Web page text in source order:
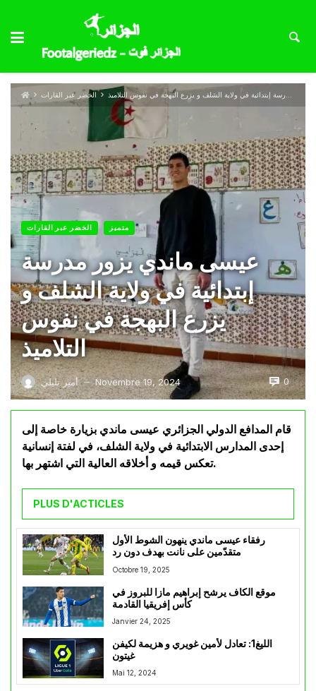
الخضر عبر القارات عيسى ماندي يزور مدرسة إبتدائية في ولاية الشلف و يزرع البهجة في نفوس التلاميذ
الخضر عبر القارات متميز
عيسى ماندي يزور مدرسة
إبتدائية في ولاية الشلف و
يزرع البهجة في نفوس
التلاميذ
أمير تليلي — Novembre 19, 2024 0
قام المدافع الدولي الجزائري عيسى ماندي بزيارة خاصة إلى
إحدى المدارس الابتدائية في ولاية الشلف، في لفتة إنسانية
تعكس قيمه و أخلاقه العالية التي اشتهر بها.
PLUS D'ACTICLES
رفقاء عيسى ماندي ينهون الشوط الأول
متقدّمين على نانت بهدف دون رد
Octobre 19, 2025
موقع الكاف يرشح إبراهيم مازا للبروز في
كأس إفريقيا القادمة
Janvier 24, 2025
الليغ1: تعادل لأمين غويري و هزيمة لكيفن
غيتون
Mai 12, 2024